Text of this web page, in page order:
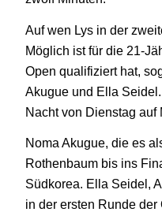
Auf wen Lys in der
Möglich ist für die 21-
Open qualifiziert hat,
Akugue und Ella
Nacht von Dienstag
Noma Akugue, die es
Rothenbaum bis ins
Südkorea. Ella Seidel,
in der ersten Runde